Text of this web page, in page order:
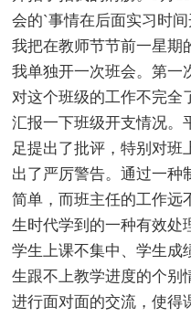
会的`事情在后面实习时
我把在教师节节前一星期
我单独开一次班会。第一
对这个班级的工作不完全
汇报一下班级开支情况。
足提出了批评，特别对班
出了严厉警告。通过一种
简单，而班主任的工作远
生时代学到的一种有效处
学生上课不集中、学生成
生跟不上教学进度的个别
进行面对面的交流，使得